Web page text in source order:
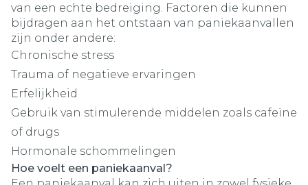
van een echte bedreiging. Factoren die kunnen
bijdragen aan het ontstaan van paniekaanvallen
zijn onder andere:
Chronische stress
Trauma of negatieve ervaringen
Erfelijkheid
Gebruik van stimulerende middelen zoals cafeïne
of drugs
Hormonale schommelingen
Hoe voelt een paniekaanval?